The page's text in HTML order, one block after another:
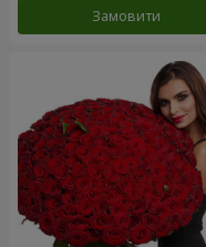
Замовити